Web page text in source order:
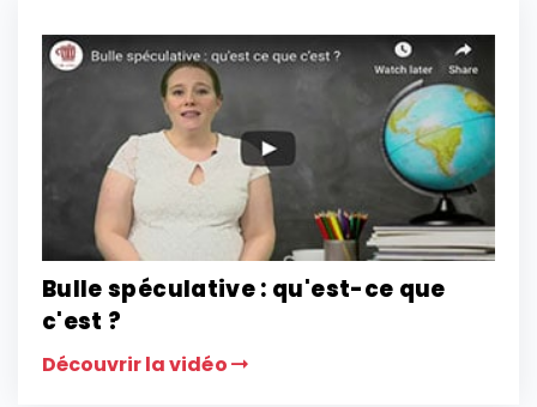
Bulle spéculative : qu'est-ce que
c'est ?
Découvrir la vidéo